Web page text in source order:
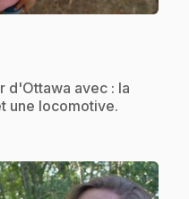
d'Ottawa avec : la
une locomotive.